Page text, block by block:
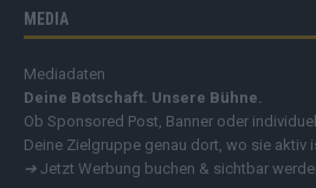
MEDIA
Mediadaten
Deine Botschaft. Unsere Bühne.
Ob Sponsored Post, Banner oder
Deine Zielgruppe genau dort, wo sie aktiv
➔ Jetzt Werbung buchen & sichtbar